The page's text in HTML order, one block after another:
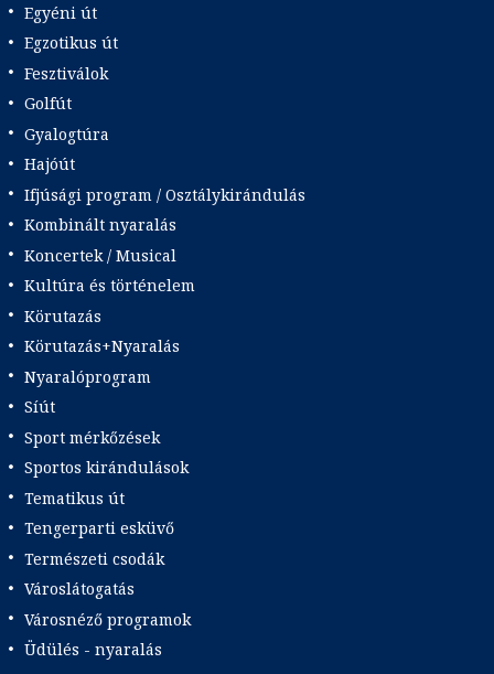
Egyéni út
Egzotikus út
Fesztiválok
Golfút
Gyalogtúra
Hajóút
Ifjúsági program / Osztálykirándulás
Kombinált nyaralás
Koncertek / Musical
Kultúra és történelem
Körutazás
Körutazás+Nyaralás
Nyaralóprogram
Síút
Sport mérkőzések
Sportos kirándulások
Tematikus út
Tengerparti esküvő
Természeti csodák
Városlátogatás
Városnéző programok
Üdülés - nyaralás